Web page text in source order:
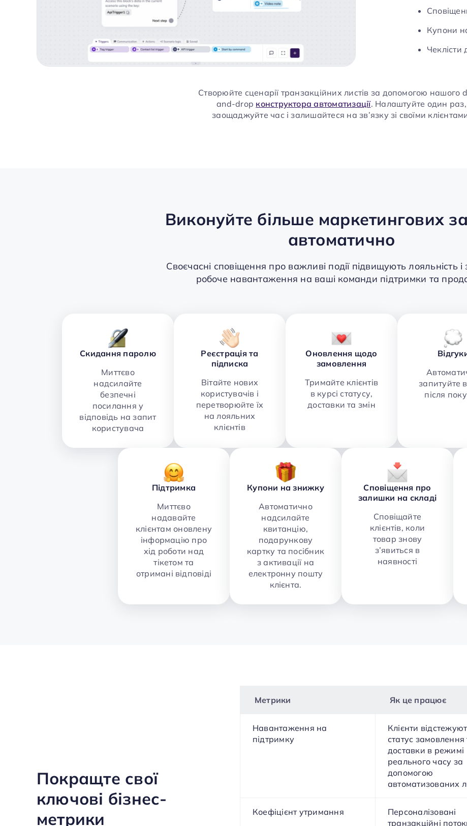
Купони
Чеклісти
Створюйте сценарії транзакційних листів за допомогою нашого
and-drop конструктора автоматизації. Налаштуйте один раз,
заощаджуйте час і залишайтеся на зв’язку зі своїми
Виконуйте більше маркетингових
автоматично
Своєчасні сповіщення про важливі події підвищують лояльність
робоче навантаження на ваші команди підтримки та
Скидання паролю
Миттєво
надсилайте
безпечні
посилання у
відповідь на запит
користувача
Реєстрація та
підписка
Вітайте нових
користувачів і
перетворюйте їх
на лояльних
клієнтів
Оновлення щодо
замовлення
Тримайте клієнтів
в курсі статусу,
доставки та змін
запитуйте
після
Підтримка
Миттєво
надавайте
клієнтам оновлену
інформацію про
хід роботи над
тікетом та
отримані відповіді
Купони на знижку
Автоматично
надсилайте
квитанцію,
подарункову
картку та посібник
з активації на
електронну пошту
клієнта.
Сповіщення про
залишки на складі
Сповіщайте
клієнтів, коли
товар знову
з’явиться в
наявності
Покращте свої
ключові бізнес-
метрики
Метрики Як це працює
Навантаження на
підтримку
Клієнти
статус замовлення
доставки в режимі
реального часу за
допомогою
автоматизованих
Коефіцієнт утримання
Персоналізовані
транзакційні